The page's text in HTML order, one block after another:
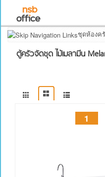
ชุดห้องค
ตู้ครัวจัดชุด ไม้เมลามีน
Filter
by
1